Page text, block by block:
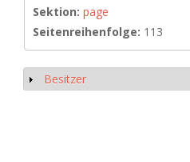
Sektion: page
Seitenreihenfolge: 113
Show
Besitzer